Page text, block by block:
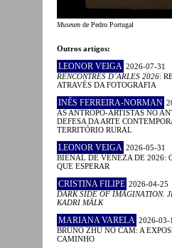
Museum de Pedro Portugal
Outros artigos:
LEONOR VEIGA 2026-07-31
RENCONTRES D´ARLES 2026:
ATRAVÉS DA FOTOGRAFIA
INÊS FERREIRA-NORMAN
AS ANTROPO-ARTISTAS NO
DEFESA DA ARTE
TERRITÓRIO RURAL
LEONOR VEIGA 2026-05-31
BIENAL DE VENEZA DE 2026:
QUE ESPERAR
CRISTINA FILIPE 2026-04-25
DARK SIDE OF IMAGINATION.
KADRI MÄLK
MARIANA VARELA 2026-03-
BRUNO ZHU NO CAM: A
CAMINHO